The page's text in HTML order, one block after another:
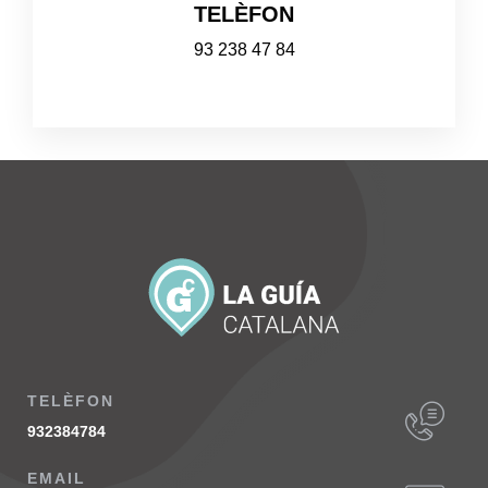
TELÈFON
93 238 47 84
TELÈFON
932384784
EMAIL